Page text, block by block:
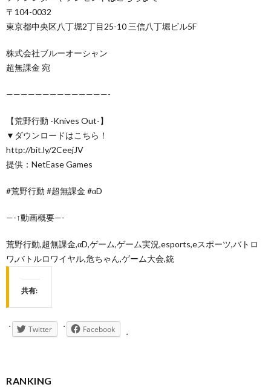
〒104-0032
東京都中央区八丁堀2丁目25-10 三信八丁堀ビル5F
株式会社ブルーオーシャン
超無課金 宛
——————————————-
【荒野行動 -Knives Out-】
▼ダウンロードはこちら！
http://bit.ly/2CeejJV
提供：NetEase Games
#荒野行動 #超無課金 #αD
—-↑動画概要—-
荒野行動,超無課金,αD,ゲーム,ゲーム実況,esports,eスポーツ,バトロ
ワ,バトルロワイヤル,危ちゃん,ゲーム大会,銃
共有:
Twitter Facebook
RANKING